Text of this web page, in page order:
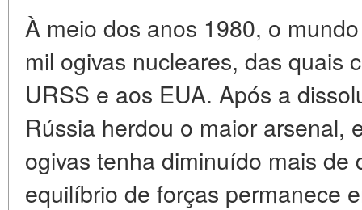
À meio dos anos 1980, o
mil ogivas nucleares, das quais
URSS e aos EUA. Após a
Rússia herdou o maior arsenal,
ogivas tenha diminuído mais de
equilíbrio de forças permanece